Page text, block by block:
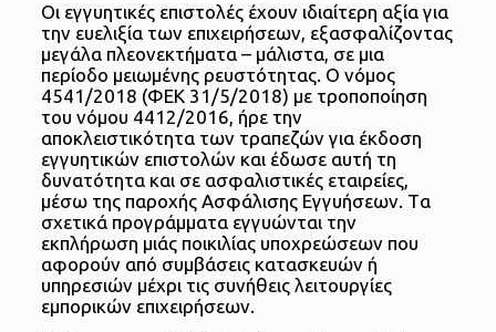
Οι εγγυητικές επιστολές έχουν ιδιαίτερη αξία για
την ευελιξία των επιχειρήσεων, εξασφαλίζοντας
μεγάλα πλεονεκτήματα – μάλιστα, σε μια
περίοδο μειωμένης ρευστότητας. Ο νόμος
4541/2018 (ΦΕΚ 31/5/2018) με τροποποίηση
του νόμου 4412/2016, ήρε την
αποκλειστικότητα των τραπεζών για έκδοση
εγγυητικών επιστολών και έδωσε αυτή τη
δυνατότητα και σε ασφαλιστικές εταιρείες,
μέσω της παροχής Ασφάλισης Εγγυήσεων. Tα
σχετικά προγράμματα εγγυώνται την
εκπλήρωση μιάς ποικιλίας υποχρεώσεων που
αφορούν από συμβάσεις κατασκευών ή
υπηρεσιών μέχρι τις συνήθεις λειτουργίες
εμπορικών επιχειρήσεων.